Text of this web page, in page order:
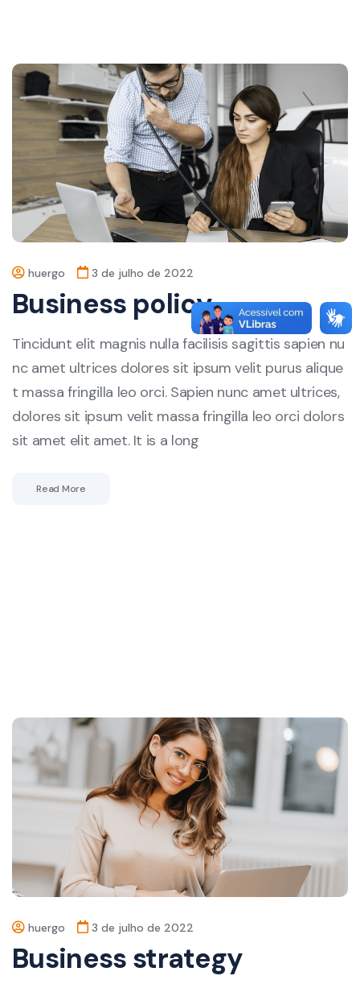
huergo 3 de julho de 2022
Business policy
Tincidunt elit magnis nulla facilisis sagittis sapien nu
nc amet ultrices dolores sit ipsum velit purus alique
t massa fringilla leo orci. Sapien nunc amet ultrices,
dolores sit ipsum velit massa fringilla leo orci dolors
sit amet elit amet. It is a long
Read More
huergo 3 de julho de 2022
Business strategy